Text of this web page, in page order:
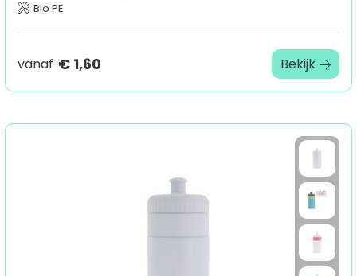
Bio PE
vanaf € 1,60 Bekijk